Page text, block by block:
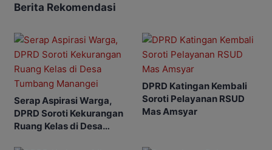
Berita Rekomendasi
Serap Aspirasi Warga,
DPRD Soroti Kekurangan
Ruang Kelas di Desa
DPRD Katingan Kembali
Soroti Pelayanan RSUD
Mas Amsyar